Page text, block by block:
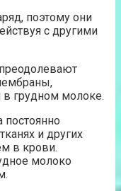
поэтому они
с другими
в грудном молоке.
постоянно
и других
в крови.
молоко